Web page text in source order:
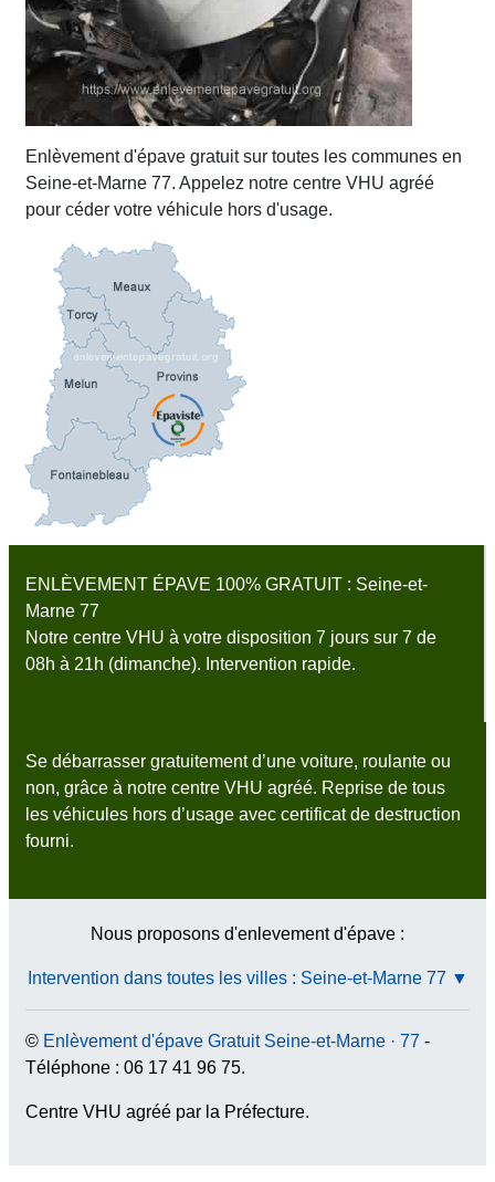
Enlèvement d'épave gratuit sur toutes les communes en
Seine-et-Marne 77. Appelez notre centre VHU agréé
pour céder votre véhicule hors d'usage.
ENLÈVEMENT ÉPAVE 100% GRATUIT : Seine-et-
Marne 77
Notre centre VHU à votre disposition 7 jours sur 7 de
08h à 21h (dimanche). Intervention rapide.
Se débarrasser gratuitement d’une voiture, roulante ou
non, grâce à notre centre VHU agréé. Reprise de tous
les véhicules hors d’usage avec certificat de destruction
fourni.
Nous proposons d'enlevement d'épave :
Intervention dans toutes les villes : Seine-et-Marne 77 ▼
© Enlèvement d'épave Gratuit Seine-et-Marne · 77 -
Téléphone : 06 17 41 96 75.
Centre VHU agréé par la Préfecture.